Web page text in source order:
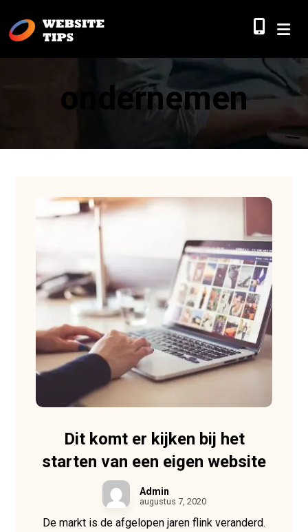
ondernemen
Dit komt er kijken bij het
starten van een eigen website
Admin
augustus 7, 2020
De markt is de afgelopen jaren flink veranderd.